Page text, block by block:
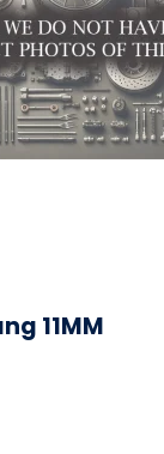
11MM